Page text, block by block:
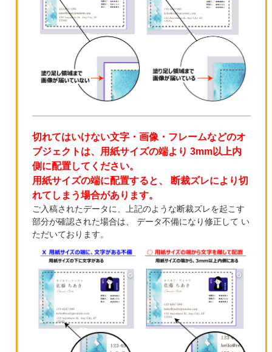
切れてはいけない文字・画像・フレームなどのオ
ブジェクトは、用紙サイズの端より 3mm以上内
側に配置してください。
用紙サイズの端に配置すると、 断裁ズレにより切
れてしまう場合があります。
ご入稿されたデータに、上記のような断裁ズレを起こす
部分が確認された場合は、 データ不備になり修正して い
ただいております。